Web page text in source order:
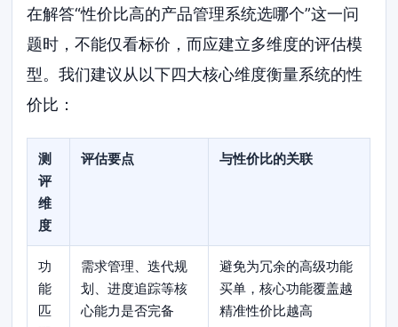
在解答“性价比高的产品管理系统选哪个”这一问
题时，不能仅看标价，而应建立多维度的评估模
型。我们建议从以下四大核心维度衡量系统的性
价比：
测
评
维
度
评估要点 与性价比的关联
功
能
匹
需求管理、迭代规
划、进度追踪等核
心能力是否完备
避免为冗余的高级功能
买单，核心功能覆盖越
精准性价比越高